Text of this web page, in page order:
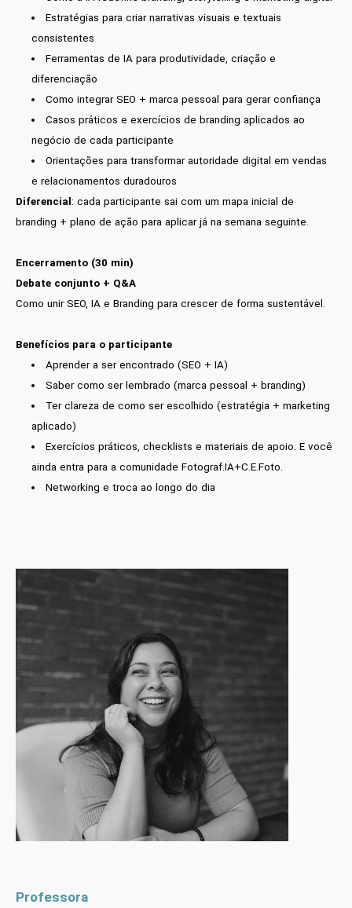
Estratégias para criar narrativas visuais e textuais
consistentes
Ferramentas de IA para produtividade, criação e
diferenciação
Como integrar SEO + marca pessoal para gerar confiança
Casos práticos e exercícios de branding aplicados ao
negócio de cada participante
Orientações para transformar autoridade digital em vendas
e relacionamentos duradouros
Diferencial : cada participante sai com um mapa inicial de
branding + plano de ação para aplicar já na semana seguinte.
Encerramento (30 min)
Debate conjunto + Q&A
Como unir SEO, IA e Branding para crescer de forma sustentável.
Benefícios para o participante
Aprender a ser encontrado (SEO + IA)
Saber como ser lembrado (marca pessoal + branding)
Ter clareza de como ser escolhido (estratégia + marketing
aplicado)
Exercícios práticos, checklists e materiais de apoio. E você
ainda entra para a comunidade Fotograf.IA+C.E.Foto.
Networking e troca ao longo do dia
Professora